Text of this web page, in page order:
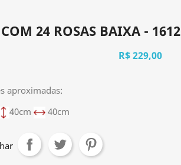
COM 24 ROSAS BAIXA - 1612
R$ 229,00
aproximadas:
40cm 40cm